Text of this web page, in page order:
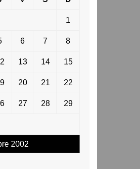
2002
1
6 7 8
13 14 15
20 21 22
27 28 29